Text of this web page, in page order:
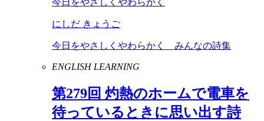
今日をやさしくやわらかく
にしだ きょうご
今日をやさしくやわらかく みんなの詩集
ENGLISH LEARNING
第279回 灼熱のホームで電車を
待っているときに思い出す詩